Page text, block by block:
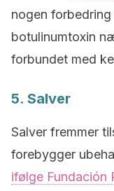
nogen
botulinumtoxin
forbundet med
5. Salver
Salver fremmer
forebygger
ifølge Fundación